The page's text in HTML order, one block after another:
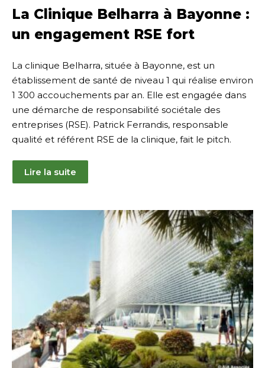
septembre
2024
La Clinique Belharra à Bayonne :
un engagement RSE fort
La clinique Belharra, située à Bayonne, est un
établissement de santé de niveau 1 qui réalise environ
1 300 accouchements par an. Elle est engagée dans
une démarche de responsabilité sociétale des
entreprises (RSE). Patrick Ferrandis, responsable
qualité et référent RSE de la clinique, fait le pitch.
Lire la suite